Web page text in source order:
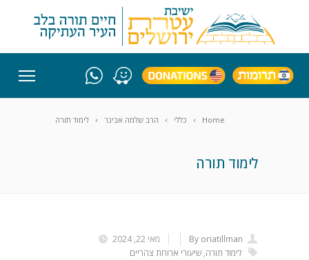
Home כללי הרב שלמה אבינר לימוד תורה
לימוד תורה
מאי 22, 2024 By oriatillman
לימוד תורה, שיעורי ארוחת צהריים